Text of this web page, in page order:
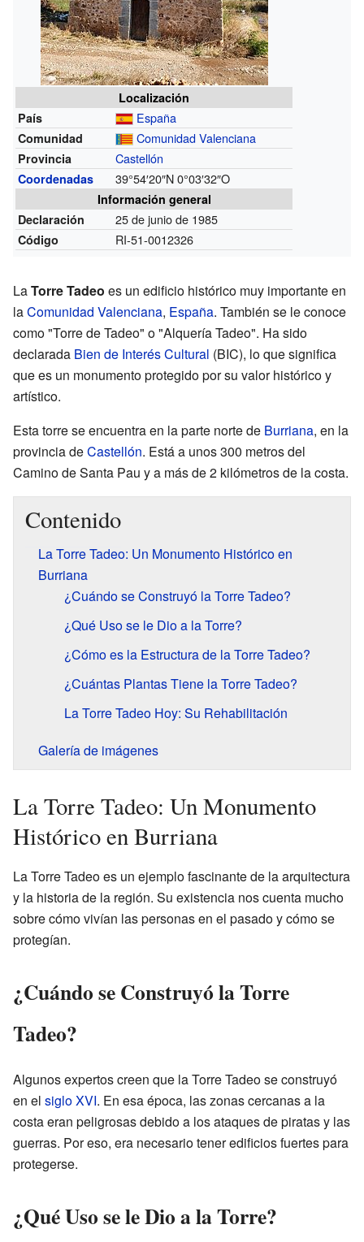
Localización
País
España
Comunidad Comunidad Valenciana
Provincia Castellón
Coordenadas 39°54′20″N0°03′32″O
Información general
Declaración
25 de junio de 1985
Código RI-51-0012326
LaTorre Tadeo es un edificio histórico muy importante en
laComunidad Valenciana, España. También se le conoce
como "Torre de Tadeo" o "Alquería Tadeo". Ha sido
declarada Bien de Interés Cultural (BIC), lo que significa
que es un monumento protegido por su valor histórico y
artístico.
Esta torre se encuentra en la parte norte de Burriana, en la
provincia deCastellón. Está a unos 300 metros del
Camino de Santa Pau y a más de 2 kilómetros de la costa.
Contenido
La Torre Tadeo: Un Monumento Histórico en
Burriana
¿Cuándo se Construyó la Torre Tadeo?
¿Qué Uso se le Dio a la Torre?
¿Cómo es la Estructura de la Torre Tadeo?
¿Cuántas Plantas Tiene la Torre Tadeo?
La Torre Tadeo Hoy: Su Rehabilitación
Galería de imágenes
La Torre Tadeo: Un Monumento
Histórico en Burriana
La Torre Tadeo es un ejemplo fascinante de la arquitectura
y la historia de la región. Su existencia nos cuenta mucho
sobre cómo vivían las personas en el pasado y cómo se
protegían.
¿Cuándo se Construyó la Torre
Tadeo?
Algunos expertos creen que la Torre Tadeo se construyó
en el siglo XVI. En esa época, las zonas cercanas a la
costa eran peligrosas debido a los ataques de piratas y las
guerras. Por eso, era necesario tener edificios fuertes para
protegerse.
¿Qué Uso se le Dio a la Torre?